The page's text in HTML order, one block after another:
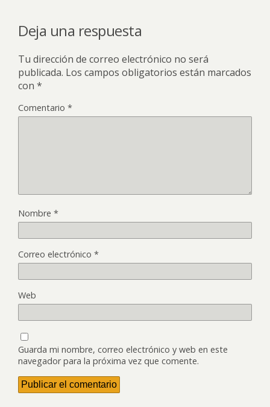
Deja una respuesta
Tu dirección de correo electrónico no será
publicada. Los campos obligatorios están marcados
con *
Comentario *
Nombre *
Correo electrónico *
Web
Guarda mi nombre, correo electrónico y web en este
navegador para la próxima vez que comente.